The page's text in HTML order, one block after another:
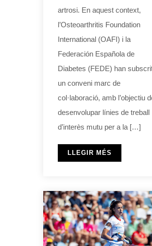
artrosi. En aquest context,
l’Osteoarthritis Foundation
International (OAFI) i la
Federación Española de
Diabetes (FEDE) han
un conveni marc de
col·laboració, amb l’objectiu
desenvolupar línies de treball
d’interès mutu per a la […]
LLEGIR MÉS